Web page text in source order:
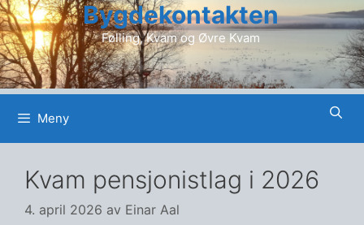
Hopp
til
innhold
Bygdekontakten
Følling, Kvam og Øvre Kvam
Meny
Kvam pensjonistlag i 2026
4. april 2026 av Einar Aal